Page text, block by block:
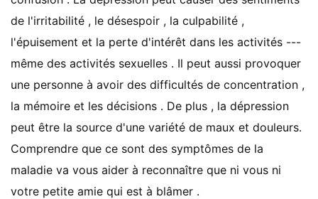
de l'irritabilité , le désespoir , la culpabilité ,
l'épuisement et la perte d'intérêt dans les activités ---
même des activités sexuelles . Il peut aussi provoquer
une personne à avoir des difficultés de concentration ,
la mémoire et les décisions . De plus , la dépression
peut être la source d'une variété de maux et douleurs.
Comprendre que ce sont des symptômes de la
maladie va vous aider à reconnaître que ni vous ni
votre petite amie qui est à blâmer .